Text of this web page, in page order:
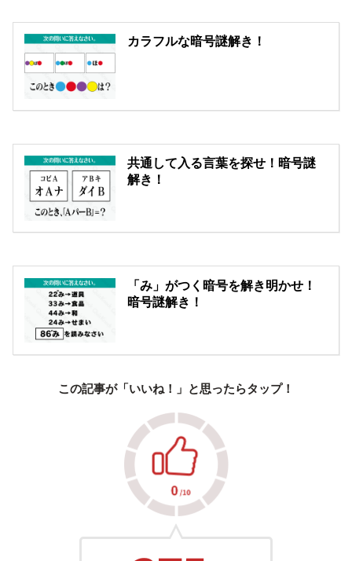
カラフルな暗号謎解き！
共通して入る言葉を探せ！暗号謎
解き！
「み」がつく暗号を解き明かせ！
暗号謎解き！
この記事が「いいね！」と思ったらタップ！